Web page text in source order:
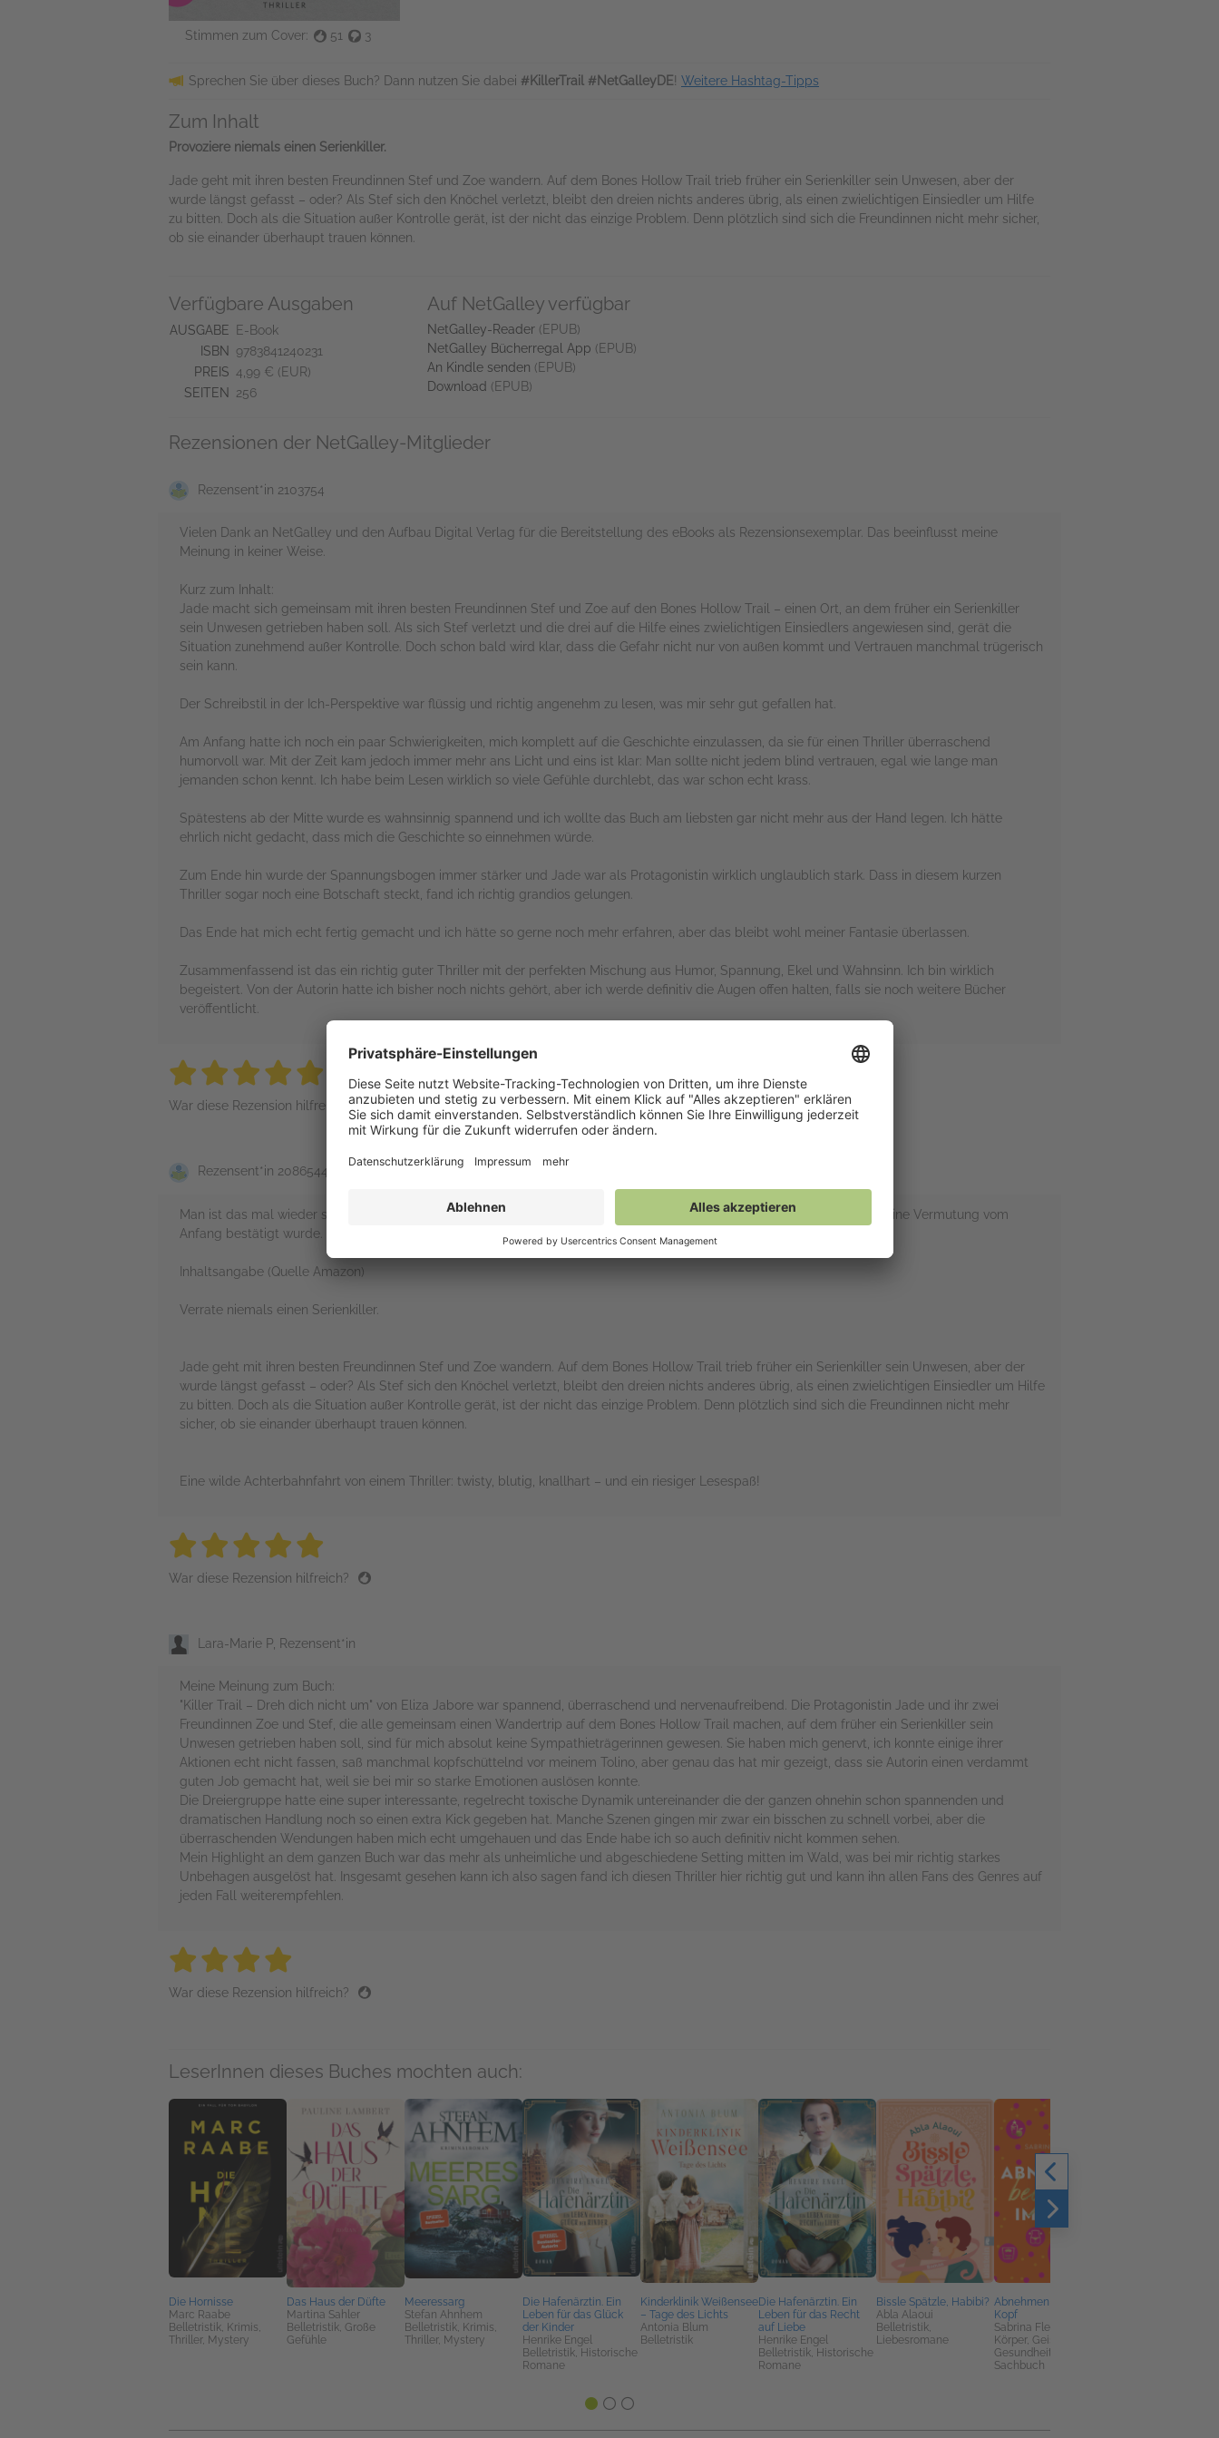
Stimmen zum Cover: 51 3
Sprechen Sie über dieses Buch? Dann nutzen Sie dabei #KillerTrail #NetGalleyDE! Weitere Hashtag-Tipps
Zum Inhalt
Provoziere niemals einen Serienkiller.
Jade geht mit ihren besten Freundinnen Stef und Zoe wandern. Auf dem Bones Hollow Trail trieb früher ein Serienkiller sein Unwesen, aber der
wurde längst gefasst – oder? Als Stef sich den Knöchel verletzt, bleibt den dreien nichts anderes übrig, als einen zwielichtigen Einsiedler um Hilfe
zu bitten. Doch als die Situation außer Kontrolle gerät, ist der nicht das einzige Problem. Denn plötzlich sind sich die Freundinnen nicht mehr sicher,
ob sie einander überhaupt trauen können.
Verfügbare Ausgaben
AUSGABE
E-Book
ISBN
9783841240231
PREIS 4,99 € (EUR)
SEITEN
256
Auf NetGalley verfügbar
NetGalley-Reader (EPUB)
NetGalley Bücherregal App (EPUB)
An Kindle senden (EPUB)
Download (EPUB)
Rezensionen der NetGalley-Mitglieder
Rezensent*in 2103754
Vielen Dank an NetGalley und den Aufbau Digital Verlag für die Bereitstellung des eBooks als Rezensionsexemplar. Das beeinflusst meine
Meinung in keiner Weise.
Kurz zum Inhalt:
Jade macht sich gemeinsam mit ihren besten Freundinnen Stef und Zoe auf den Bones Hollow Trail – einen Ort, an dem früher ein Serienkiller
sein Unwesen getrieben haben soll. Als sich Stef verletzt und die drei auf die Hilfe eines zwielichtigen Einsiedlers angewiesen sind, gerät die
Situation zunehmend außer Kontrolle. Doch schon bald wird klar, dass die Gefahr nicht nur von außen kommt und Vertrauen manchmal trügerisch
sein kann.
Der Schreibstil in der Ich-Perspektive war flüssig und richtig angenehm zu lesen, was mir sehr gut gefallen hat.
Am Anfang hatte ich noch ein paar Schwierigkeiten, mich komplett auf die Geschichte einzulassen, da sie für einen Thriller überraschend
humorvoll war. Mit der Zeit kam jedoch immer mehr ans Licht und eins ist klar: Man sollte nicht jedem blind vertrauen, egal wie lange man
jemanden schon kennt. Ich habe beim Lesen wirklich so viele Gefühle durchlebt, das war schon echt krass.
Spätestens ab der Mitte wurde es wahnsinnig spannend und ich wollte das Buch am liebsten gar nicht mehr aus der Hand legen. Ich hätte
ehrlich nicht gedacht, dass mich die Geschichte so einnehmen würde.
Zum Ende hin wurde der Spannungsbogen immer stärker und Jade war als Protagonistin wirklich unglaublich stark. Dass in diesem kurzen
Thriller sogar noch eine Botschaft steckt, fand ich richtig grandios gelungen.
Das Ende hat mich echt fertig gemacht und ich hätte so gerne noch mehr erfahren, aber das bleibt wohl meiner Fantasie überlassen.
Zusammenfassend ist das ein richtig guter Thriller mit der perfekten Mischung aus Humor, Spannung, Ekel und Wahnsinn. Ich bin wirklich
begeistert. Von der Autorin hatte ich bisher noch nichts gehört, aber ich werde definitiv die Augen offen halten, falls sie noch weitere Bücher
veröffentlicht.
5 stars
5 stars
5 stars
5 stars
5 stars
War diese Rezension hilfreich?
Rezensent*in 2086544
Man ist das mal wieder spannend gewesen. Ich Stelle mir die Situation wirklich grauenhaft vor. Muss aber sagen das meine Vermutung vom
Anfang bestätigt wurde. Das macht aber die Geschichte nicht weniger spannend. Klare Empfehlung
Inhaltsangabe (Quelle Amazon)
Verrate niemals einen Serienkiller.
Jade geht mit ihren besten Freundinnen Stef und Zoe wandern. Auf dem Bones Hollow Trail trieb früher ein Serienkiller sein Unwesen, aber der
wurde längst gefasst – oder? Als Stef sich den Knöchel verletzt, bleibt den dreien nichts anderes übrig, als einen zwielichtigen Einsiedler um Hilfe
zu bitten. Doch als die Situation außer Kontrolle gerät, ist der nicht das einzige Problem. Denn plötzlich sind sich die Freundinnen nicht mehr
sicher, ob sie einander überhaupt trauen können.
Eine wilde Achterbahnfahrt von einem Thriller: twisty, blutig, knallhart – und ein riesiger Lesespaß!
5 stars
5 stars
5 stars
5 stars
War diese Rezension hilfreich?
Lara-Marie P, Rezensent*in
Meine Meinung zum Buch:
"Killer Trail – Dreh dich nicht um" von Eliza Jabore war spannend, überraschend und nervenaufreibend. Die Protagonistin Jade und ihr zwei
Freundinnen Zoe und Stef, die alle gemeinsam einen Wandertrip auf dem Bones Hollow Trail machen, auf dem früher ein Serienkiller sein
Unwesen getrieben haben soll, sind für mich absolut keine Sympathieträgerinnen gewesen. Sie haben mich genervt, ich konnte einige ihrer
Aktionen echt nicht fassen, saß manchmal kopfschüttelnd vor meinem Tolino, aber genau das hat mir gezeigt, dass sie Autorin einen verdammt
guten Job gemacht hat, weil sie bei mir so starke Emotionen auslösen konnte.
Die Dreiergruppe hatte eine super interessante, regelrecht toxische Dynamik untereinander die der ganzen ohnehin schon spannenden und
dramatischen Handlung noch so einen extra Kick gegeben hat. Manche Szenen gingen mir zwar ein bisschen zu schnell vorbei, aber die
überraschenden Wendungen haben mich echt umgehauen und das Ende habe ich so auch definitiv nicht kommen sehen.
Mein Highlight an dem ganzen Buch war das mehr als unheimliche und abgeschiedene Setting mitten im Wald, was bei mir richtig starkes
Unbehagen ausgelöst hat. Insgesamt gesehen kann ich also sagen fand ich diesen Thriller hier richtig gut und kann ihn allen Fans des Genres auf
jeden Fall weiterempfehlen.
4 stars
4 stars
4 stars
War diese Rezension hilfreich?
LeserInnen dieses Buches mochten auch:
Die Hornisse
Marc Raabe
Belletristik, Krimis,
Thriller, Mystery
Das Haus der Düfte
Martina Sahler
Belletristik, Große
Gefühle
Meeressarg
Stefan Ahnhem
Belletristik, Krimis,
Thriller, Mystery
Die Hafenärztin. Ein
Leben für das Glück
der Kinder
Henrike Engel
Belletristik, Historische
Romane
Kinderklinik Weißensee
– Tage des Lichts
Antonia Blum
Belletristik
Die Hafenärztin. Ein
Leben für das Recht
auf Liebe
Henrike Engel
Belletristik, Historische
Romane
Bissle Spätzle, Habibi?
Abla Alaoui
Belletristik,
Liebesromane
Abnehmen beginnt im
Kopf
Sabrina Fleisch
Körper, Geist &
Gesundheit, Ratgeber,
Sachbuch